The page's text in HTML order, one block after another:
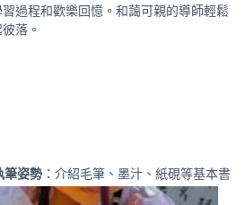
過程和歡樂回憶。和藹可親的導師輕鬆
落。
筆姿勢：介紹毛筆、墨汁、紙硯等基本書